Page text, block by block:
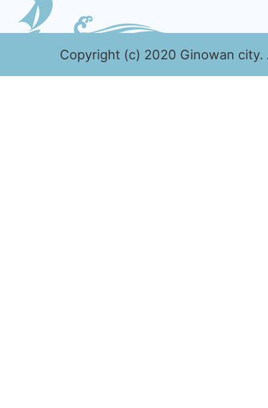
Copyright (c) 2020 Ginowan city.